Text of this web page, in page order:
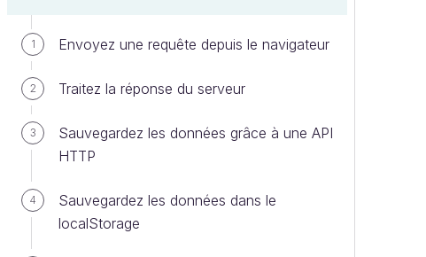
1 Envoyez une requête depuis le navigateur
2 Traitez la réponse du serveur
3
Sauvegardez les données grâce à une API
HTTP
4
Sauvegardez les données dans le
localStorage